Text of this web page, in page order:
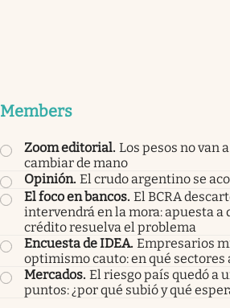
Members
Zoom editorial. Los pesos no van
cambiar de mano
Opinión. El crudo argentino se
El foco en bancos. El BCRA
intervendrá en la mora: apuesta a
crédito resuelva el problema
Encuesta de IDEA. Empresarios
optimismo cauto: en qué
Mercados. El riesgo país quedó a
puntos: ¿por qué subió y qué